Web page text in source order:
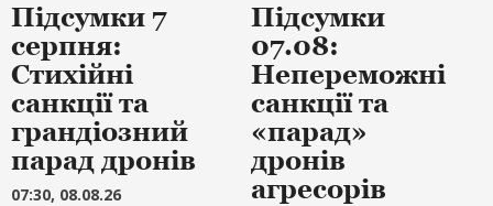
Підсумки 7
серпня:
Стихійні
санкції та
грандіозний
парад дронів
07:30, 08.08.26
Підсумки
07.08:
Непереможні
санкції та
«парад»
дронів
агресорів